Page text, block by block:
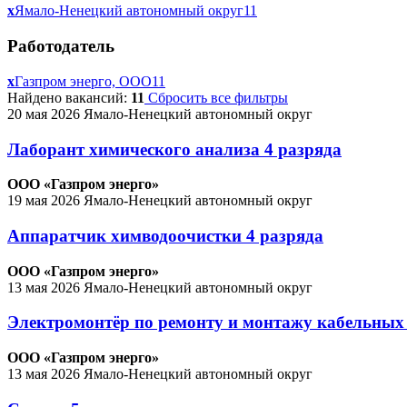
xЯмало-Ненецкий автономный округ11
Работодатель
xГазпром энерго, ООО11
Найдено вакансий: 11 Сбросить все фильтры
20 мая 2026 Ямало-Ненецкий автономный округ
Лаборант химического анализа 4 разряда
ООО «Газпром энерго»
19 мая 2026 Ямало-Ненецкий автономный округ
Аппаратчик химводоочистки 4 разряда
ООО «Газпром энерго»
13 мая 2026 Ямало-Ненецкий автономный округ
Электромонтёр по ремонту и монтажу
ООО «Газпром энерго»
13 мая 2026 Ямало-Ненецкий автономный округ